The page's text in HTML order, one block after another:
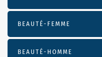
BEAUTÉ-FEMME
BEAUTÉ-HOMME